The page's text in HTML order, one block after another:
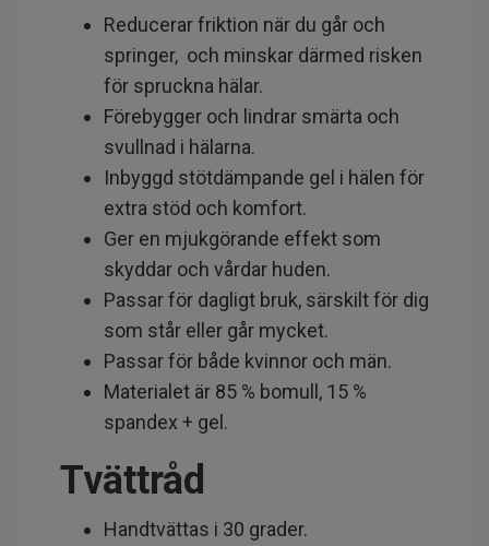
Reducerar friktion när du går och
springer, och minskar därmed risken
för spruckna hälar.
Förebygger och lindrar smärta och
svullnad i hälarna.
Inbyggd stötdämpande gel i hälen för
extra stöd och komfort.
Ger en mjukgörande effekt som
skyddar och vårdar huden.
Passar för dagligt bruk, särskilt för dig
som står eller går mycket.
Passar för både kvinnor och män.
Materialet är 85 % bomull, 15 %
spandex + gel.
Tvättråd
Handtvättas i 30 grader.